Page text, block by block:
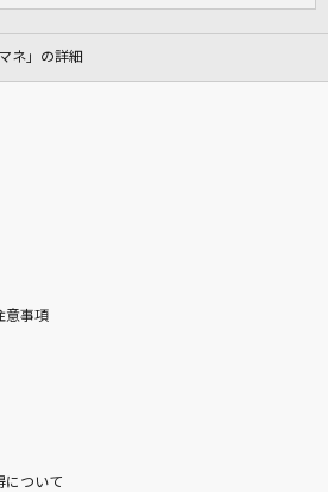
ネ」の詳細
意事項
について